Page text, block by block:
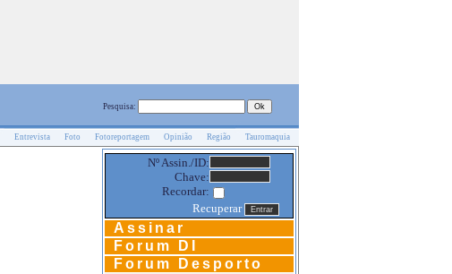
Pesquisa:
Entrevista Foto Fotoreportagem Opinião Região Tauromaquia
Nº Assin./ID:
Chave:
Recordar:
Recuperar
Assinar
Forum DI
Forum Desporto